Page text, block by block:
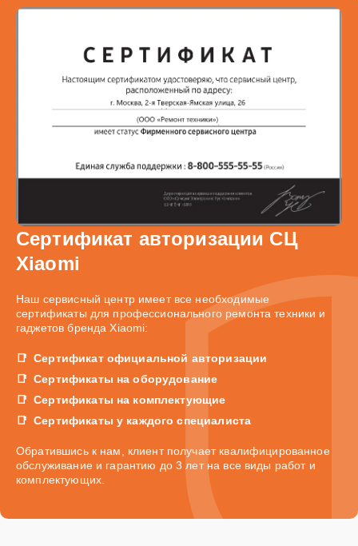
Сертификат авторизации СЦ
Xiaomi
Наш сервисный центр имеет все необходимые
сертификаты для профессионального ремонта техники и
гаджетов бренда Xiaomi:
Сертификат официальной авторизации
Сертификаты на оборудование
Сертификаты на комплектующие
Сертификаты у каждого специалиста
Обратившись к нам, клиент получает квалифицированное
обслуживание и гарантию до 3 лет на все виды работ и
комплектующих.